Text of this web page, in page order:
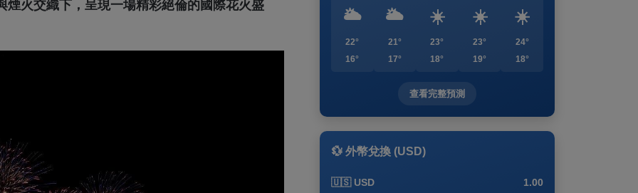
火交織下，呈現一場精彩絕倫的國際花火盛
🌥️
22°
16°
🌥️
21°
17°
☀️
23°
18°
☀️
23°
19°
☀️
24°
18°
查看完整預測
💱 外幣兌換 (USD)
🇺🇸 USD 1.00